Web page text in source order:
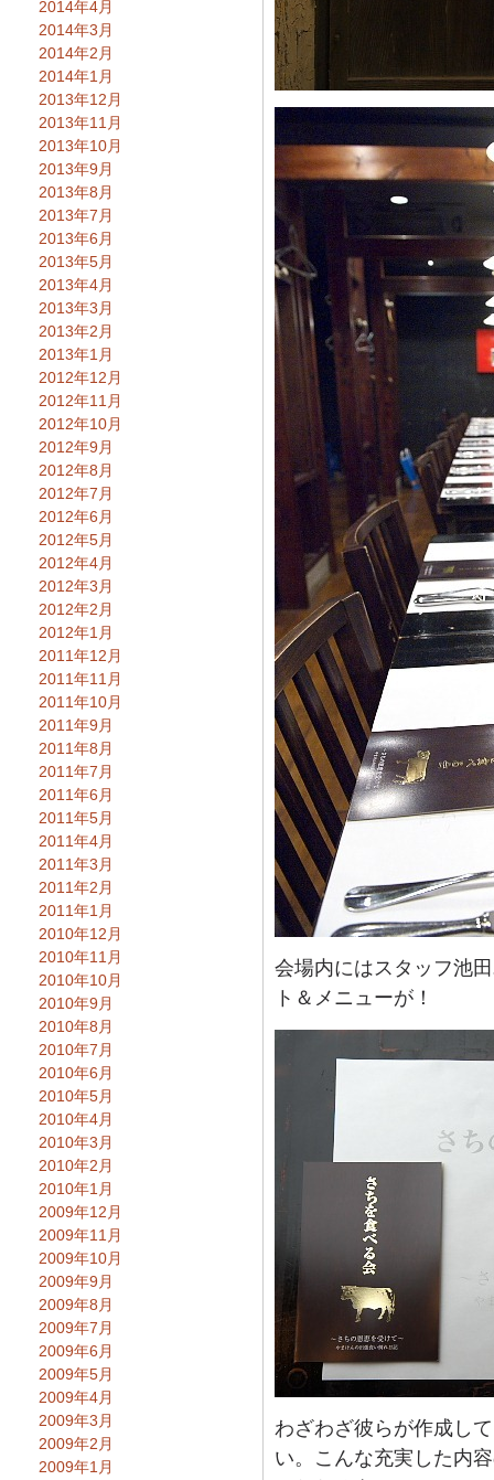
会場内にはスタッフ池
ト＆メニューが！
わざわざ彼らが作成し
い。こんな充実した内
2014年4月
2014年3月
2014年2月
2014年1月
2013年12月
2013年11月
2013年10月
2013年9月
2013年8月
2013年7月
2013年6月
2013年5月
2013年4月
2013年3月
2013年2月
2013年1月
2012年12月
2012年11月
2012年10月
2012年9月
2012年8月
2012年7月
2012年6月
2012年5月
2012年4月
2012年3月
2012年2月
2012年1月
2011年12月
2011年11月
2011年10月
2011年9月
2011年8月
2011年7月
2011年6月
2011年5月
2011年4月
2011年3月
2011年2月
2011年1月
2010年12月
2010年11月
2010年10月
2010年9月
2010年8月
2010年7月
2010年6月
2010年5月
2010年4月
2010年3月
2010年2月
2010年1月
2009年12月
2009年11月
2009年10月
2009年9月
2009年8月
2009年7月
2009年6月
2009年5月
2009年4月
2009年3月
2009年2月
2009年1月